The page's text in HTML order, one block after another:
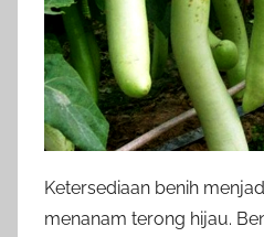
Ketersediaan benih
menanam terong hijau.